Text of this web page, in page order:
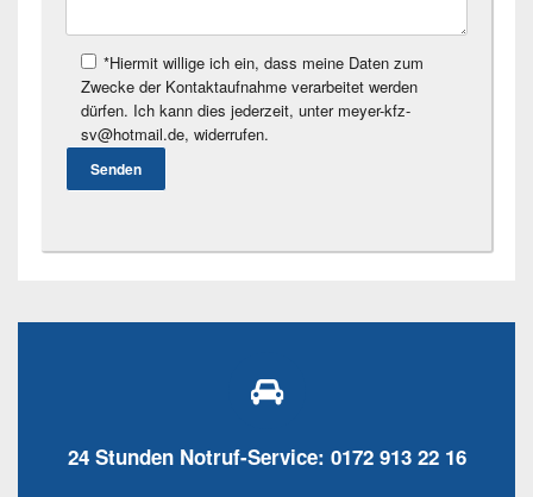
*Hiermit willige ich ein, dass meine Daten zum
Zwecke der Kontaktaufnahme verarbeitet werden
dürfen. Ich kann dies jederzeit, unter meyer-kfz-
sv@hotmail.de, widerrufen.
24 Stunden Notruf-Service: 0172 913 22 16